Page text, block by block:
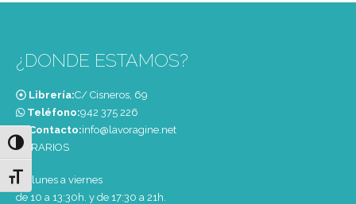
Alternar alto contraste
Alternar tamaño de letra
¿DONDE ESTAMOS?
Librería:C/ Cisneros, 69
Teléfono:‭942 375 226‬
Contacto:info@lavoragine.net
HORARIOS
De lunes a viernes
de 10 a 13:30h. y de 17:30 a 21h.